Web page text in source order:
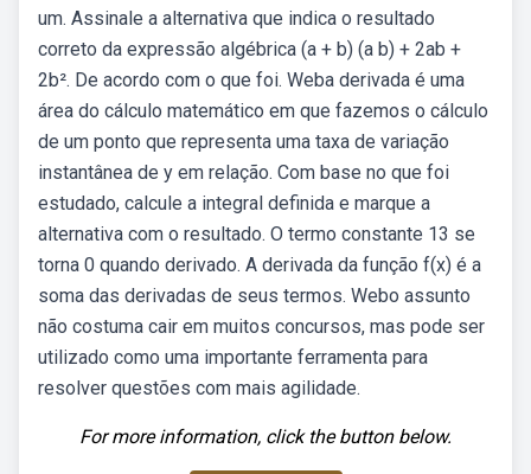
um. Assinale a alternativa que indica o resultado
correto da expressão algébrica (a + b) (a b) + 2ab +
2b². De acordo com o que foi. Weba derivada é uma
área do cálculo matemático em que fazemos o cálculo
de um ponto que representa uma taxa de variação
instantânea de y em relação. Com base no que foi
estudado, calcule a integral definida e marque a
alternativa com o resultado. O termo constante 13 se
torna 0 quando derivado. A derivada da função f(x) é a
soma das derivadas de seus termos. Webo assunto
não costuma cair em muitos concursos, mas pode ser
utilizado como uma importante ferramenta para
resolver questões com mais agilidade.
For more information, click the button below.